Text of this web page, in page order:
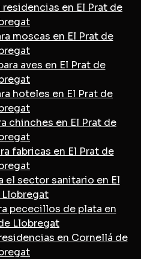
en El Prat de
moscas en El Prat de
aves en El Prat de
hoteles en El Prat de
chinches en El Prat de
fabricas en El Prat de
el sector sanitario en El
Llobregat
pececillos de plata en
Llobregat
en Cornellá de